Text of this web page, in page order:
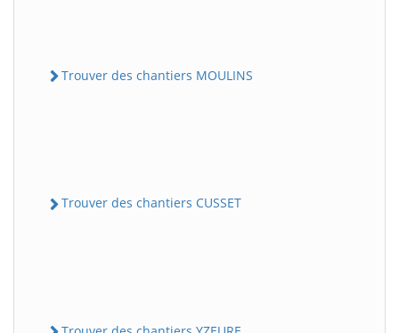
Trouver des chantiers MOULINS
Trouver des chantiers CUSSET